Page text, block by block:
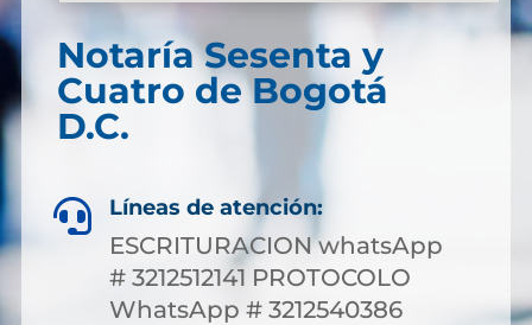
Notaría Sesenta y
Cuatro de Bogotá
D.C.
 Líneas de atención:
ESCRITURACION whatsApp
# 3212512141 PROTOCOLO
WhatsApp # 3212540386